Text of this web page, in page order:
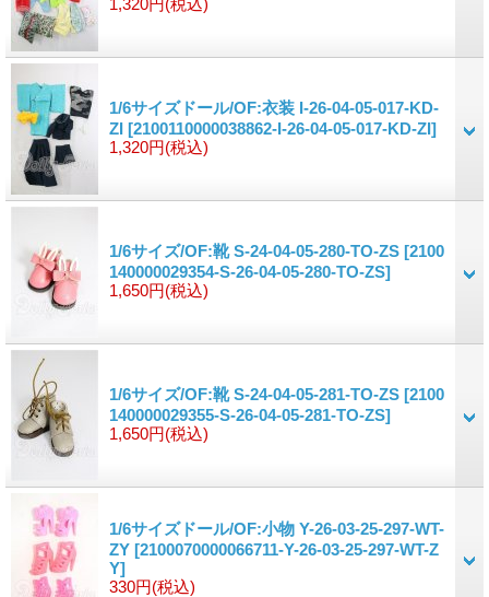
1/6サイズドール/OF:衣装 I-26-04-05-017-KD-
ZI [2100110000038862-I-26-04-05-017-KD-ZI]
1,320円(税込)
1/6サイズ/OF:靴 S-24-04-05-280-TO-ZS [2100
140000029354-S-26-04-05-280-TO-ZS]
1,650円(税込)
1/6サイズ/OF:靴 S-24-04-05-281-TO-ZS [2100
140000029355-S-26-04-05-281-TO-ZS]
1,650円(税込)
1/6サイズドール/OF:小物 Y-26-03-25-297-WT-
ZY [2100070000066711-Y-26-03-25-297-WT-Z
Y]
330円(税込)